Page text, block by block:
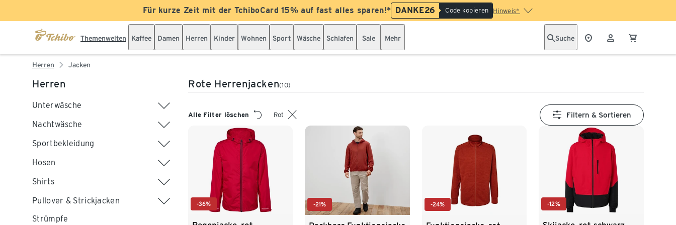
Für kurze Zeit mit der TchiboCard 15% auf fast alles sparen!* DANKE26 Code kopieren Hinweis*
Themenwelten Kaffee Damen Herren Kinder Wohnen Sport Wäsche Schlafen Sale Mehr Suche
Herren Jacken
Herren
Unterwäsche
Nachtwäsche
Sportbekleidung
Hosen
Shirts
Pullover & Strickjacken
Strümpfe
Rote Herrenjacken(10)
Alle Filter löschen Rot Filtern & Sortieren
-36% -21% -24% -12%